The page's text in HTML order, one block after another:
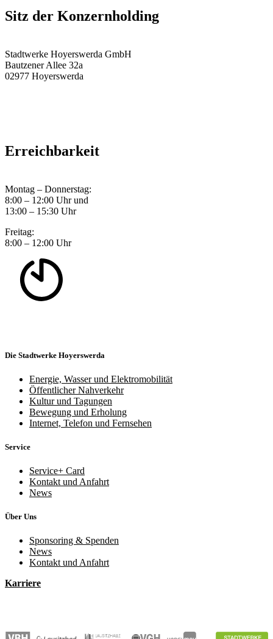
Sitz der Konzernholding
Stadtwerke Hoyerswerda GmbH
Bautzener Allee 32a
02977 Hoyerswerda
Erreichbarkeit
Montag – Donnerstag:
8:00 – 12:00 Uhr und
13:00 – 15:30 Uhr
Freitag:
8:00 – 12:00 Uhr
Die Stadtwerke Hoyerswerda
Energie, Wasser und Elektromobilität
Öffentlicher Nahverkehr
Kultur und Tagungen
Bewegung und Erholung
Internet, Telefon und Fernsehen
Service
Service+ Card
Kontakt und Anfahrt
News
Über Uns
Sponsoring & Spenden
News
Kontakt und Anfahrt
Karriere